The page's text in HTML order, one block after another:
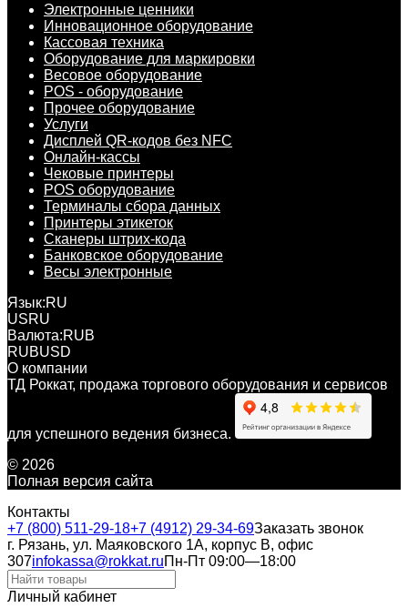
Электронные ценники
Инновационное оборудование
Кассовая техника
Оборудование для маркировки
Весовое оборудование
POS - оборудование
Прочее оборудование
Услуги
Дисплей QR-кодов без NFC
Онлайн-кассы
Чековые принтеры
POS оборудование
Терминалы сбора данных
Принтеры этикеток
Сканеры штрих-кода
Банковское оборудование
Весы электронные
Язык:RU
USRU
Валюта:RUB
RUBUSD
О компании
ТД Роккат, продажа торгового оборудования и сервисов
для успешного ведения бизнеса.
© 2026
Полная версия сайта
Контакты
+7 (800) 511-29-18+7 (4912) 29-34-69Заказать звонок
г. Рязань, ул. Маяковского 1А, корпус B, офис
307infokassa@rokkat.ruПн-Пт 09:00—18:00
Личный кабинет